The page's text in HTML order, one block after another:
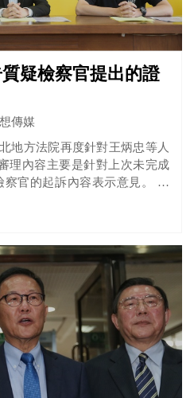
質疑檢察官提出的證
傳媒
地方法院再度針對王炳忠等人
理內容主要是針對上次未完成
官的起訴內容表示意見。 對
及其他資料，作為證明確實有
非用來匯報給周，其他的檔案
給周。